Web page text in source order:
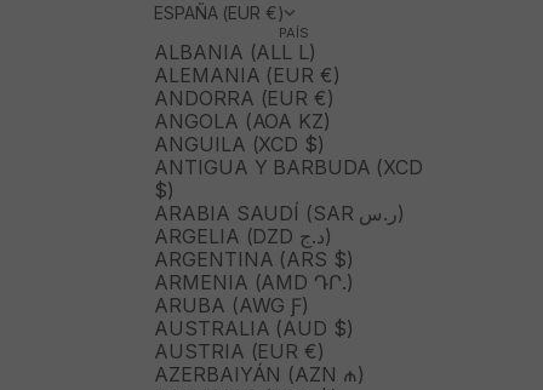
ESPAÑA (EUR €)
PAÍS
ALBANIA (ALL L)
ALEMANIA (EUR €)
ANDORRA (EUR €)
ANGOLA (AOA KZ)
ANGUILA (XCD $)
ANTIGUA Y BARBUDA (XCD
$)
ARABIA SAUDÍ (SAR ر.س)
ARGELIA (DZD د.ج)
ARGENTINA (ARS $)
ARMENIA (AMD ԴՐ.)
ARUBA (AWG Ƒ)
AUSTRALIA (AUD $)
AUSTRIA (EUR €)
AZERBAIYÁN (AZN ₼)